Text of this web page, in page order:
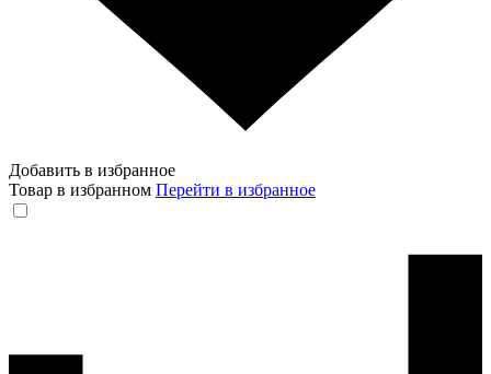
Добавить в избранное
Товар в избранном Перейти в избранное